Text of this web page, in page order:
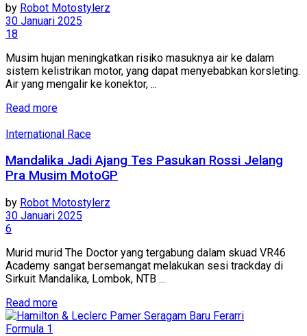
by Robot Motostylerz
30 Januari 2025
18
Musim hujan meningkatkan risiko masuknya air ke dalam
sistem kelistrikan motor, yang dapat menyebabkan korsleting.
Air yang mengalir ke konektor, ...
Read more
International Race
Mandalika Jadi Ajang Tes Pasukan Rossi Jelang
Pra Musim MotoGP
by Robot Motostylerz
30 Januari 2025
6
Murid murid The Doctor yang tergabung dalam skuad VR46
Academy sangat bersemangat melakukan sesi trackday di
Sirkuit Mandalika, Lombok, NTB ...
Read more
Formula 1